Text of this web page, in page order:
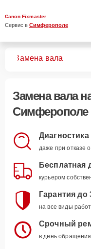
Canon Fixmaster
Сервис в Симферополе
Замена вала
Замена вала
Симферополе
даже при отказе
Бесплатная
курьером
Гарантия до
на все виды
Срочный
в день